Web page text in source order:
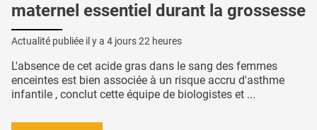
maternel essentiel durant la grossesse
Actualité publiée il y a 4 jours 22 heures
L'absence de cet acide gras dans le sang des femmes
enceintes est bien associée à un risque accru d'asthme
infantile , conclut cette équipe de biologistes et ...